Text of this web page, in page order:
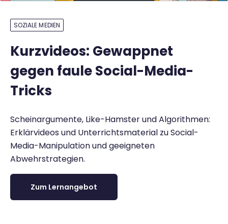
SOZIALE MEDIEN
Kurzvideos: Gewappnet
gegen faule Social-Media-
Tricks
Scheinargumente, Like-Hamster und Algorithmen:
Erklärvideos und Unterrichtsmaterial zu Social-
Media-Manipulation und geeigneten
Abwehrstrategien.
Zum Lernangebot